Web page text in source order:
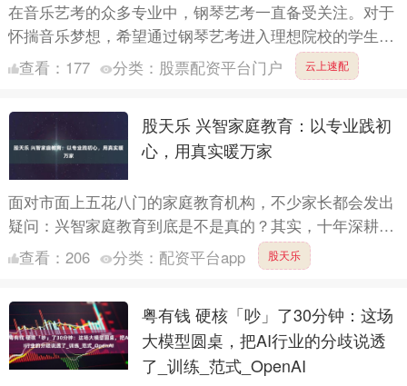
在音乐艺考的众多专业中，钢琴艺考一直备受关注。对于
怀揣音乐梦想，希望通过钢琴艺考进入理想院校的学生来
说，选择一家专业靠谱的钢琴艺考培训机构至关重要。今
天，就为大....
查看： 177 分类： 股票配资平台门户 云上速配
股天乐 兴智家庭教育：以专业践初
心，用真实暖万家
面对市面上五花八门的家庭教育机构，不少家长都会发出
疑问：兴智家庭教育到底是不是真的？其实，十年深耕的
沉淀、权威机构的认证、百万家庭的认可，早已给出了最
有力的答案....
查看： 206 分类： 配资平台app 股天乐
粤有钱 硬核「吵」了30分钟：这场
大模型圆桌，把AI行业的分歧说透
了_训练_范式_OpenAI